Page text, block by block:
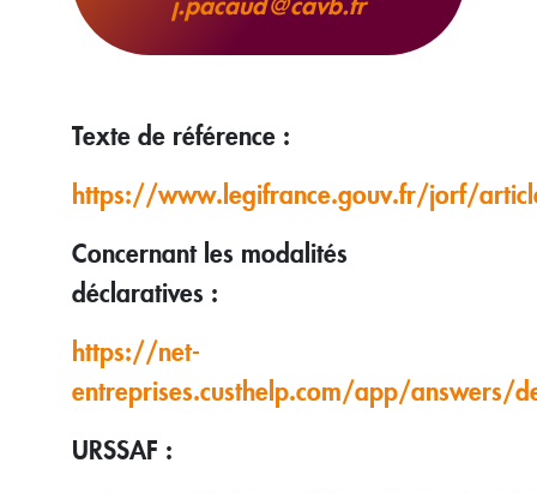
Texte de référence :
https://www.legifrance.gouv.fr/jorf/
Concernant les modalités
déclaratives :
https://net-
entreprises.custhelp.com/app/
URSSAF :